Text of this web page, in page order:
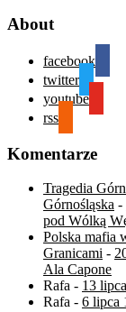
About
facebook
twitter
youtube
rss
Komentarze
Tragedia
Górnośląska -
pod Wólką
Polska mafia
Granicami -
Ala Capone
Rafa - 13
Rafa - 6 lipca